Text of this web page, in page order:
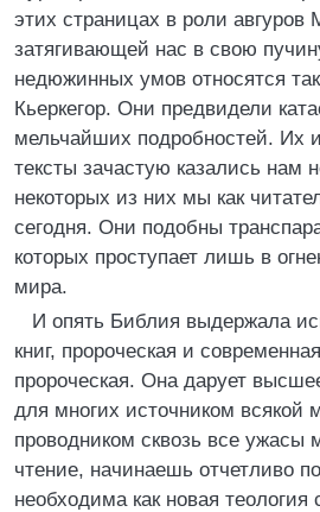
этих страницах в роли
затягивающей нас в свою
недюжинных умов относятся
Кьеркегор. Они предвидели
мельчайших подробностей. Их
тексты зачастую казались нам
некоторых из них мы как
сегодня. Они подобны
которых проступает лишь в
мира.
И опять Библия выдержала
книг, пророческая и
пророческая. Она дарует
для многих источником всякой
проводником сквозь все ужасы
чтение, начинаешь отчетливо
необходима как новая теология